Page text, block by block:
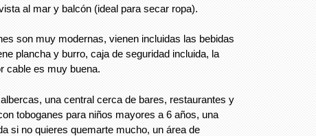
al mar y balcón (ideal para secar ropa).
son muy modernas, vienen incluidas las bebidas
plancha y burro, caja de seguridad incluida, la
cable es muy buena.
una central cerca de bares, restaurantes y
toboganes para niños mayores a 6 años, una
si no quieres quemarte mucho, un área de